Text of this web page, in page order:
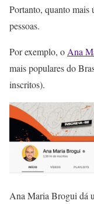
Portanto, quanto mais
pessoas.
Por exemplo, oAna
mais populares do
inscritos).
Ana Maria Brogui dá